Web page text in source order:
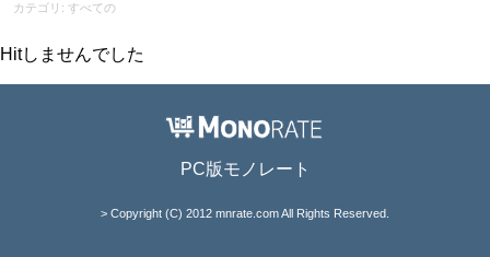
カテゴリ: すべての
Hitしませんでした
PC版モノレート
> Copyright (C) 2012 mnrate.com All Rights Reserved.